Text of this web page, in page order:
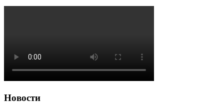
Новости